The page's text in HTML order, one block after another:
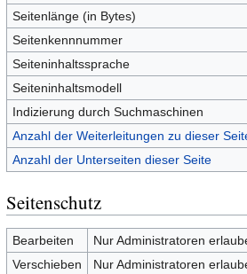
Seitenlänge (in Bytes)
Seitenkennnummer
Seiteninhaltssprache
Seiteninhaltsmodell
Indizierung durch Suchmaschinen
Anzahl der Weiterleitungen zu dieser
Anzahl der Unterseiten dieser Seite
Seitenschutz
Bearbeiten
Nur Administratoren
Verschieben
Nur Administratoren